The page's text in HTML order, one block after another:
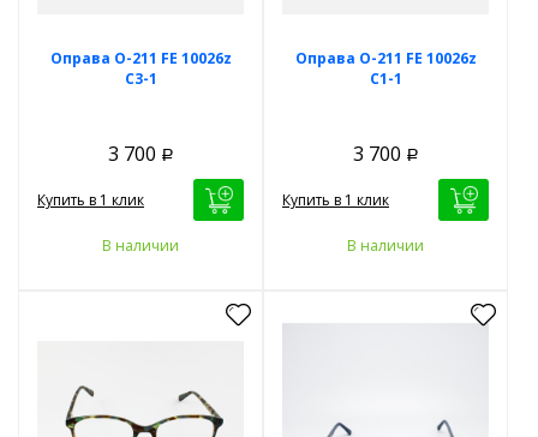
Оправа O-211 FE 10026z
С3-1
3 700 Р
Купить в 1 клик
В наличии
Оправа O-211 FE 10026z
С1-1
3 700 Р
Купить в 1 клик
В наличии